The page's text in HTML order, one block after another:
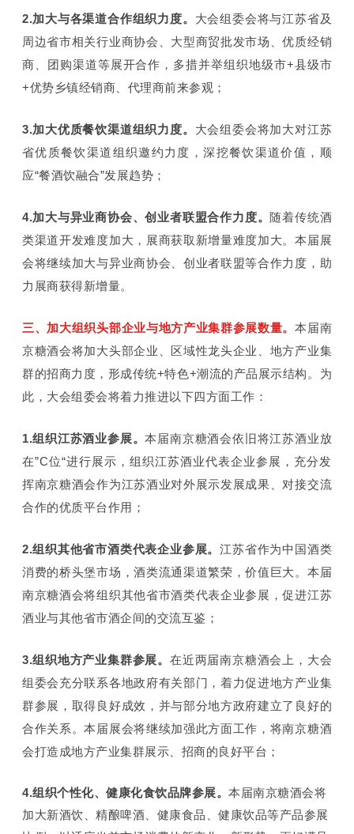
2.加大与各渠道合作组织力度。 大会组委会将与江苏省及
周边省市相关行业商协会、大型商贸批发市场、优质经销
商、团购渠道等展开合作，多措并举组织地级市+县级市
+优势乡镇经销商、代理商前来参观；
3.加大优质餐饮渠道组织力度。 大会组委会将加大对江苏
省优质餐饮渠道组织邀约力度，深挖餐饮渠道价值，顺
应“餐酒饮融合”发展趋势；
4.加大与异业商协会、创业者联盟合作力度。 随着传统酒
类渠道开发难度加大，展商获取新增量难度加大。本届展
会将继续加大与异业商协会、创业者联盟等合作力度，助
力展商获得新增量。
三、加大组织头部企业与地方产业集群参展数量。本届南
京糖酒会将加大头部企业、区域性龙头企业、地方产业集
群的招商力度，形成传统+特色+潮流的产品展示结构。为
此，大会组委会将着力推进以下四方面工作：
1.组织江苏酒业参展。本届南京糖酒会依旧将江苏酒业放
在”C位“进行展示，组织江苏酒业代表企业参展，充分发
挥南京糖酒会作为江苏酒业对外展示发展成果、对接交流
合作的优质平台作用；
2.组织其他省市酒类代表企业参展。江苏省作为中国酒类
消费的桥头堡市场，酒类流通渠道繁荣，价值巨大。本届
南京糖酒会将组织其他省市酒类代表企业参展，促进江苏
酒业与其他省市酒企间的交流互鉴；
3.组织地方产业集群参展。 在近两届南京糖酒会上，大会
组委会充分联系各地政府有关部门，着力促进地方产业集
群参展，取得良好成效，并与部分地方政府建立了良好的
合作关系。本届展会将继续加强此方面工作，将南京糖酒
会打造成地方产业集群展示、招商的良好平台；
4.组织个性化、健康化食饮品牌参展。 本届南京糖酒会将
加大新酒饮、精酿啤酒、健康食品、健康饮品等产品参展